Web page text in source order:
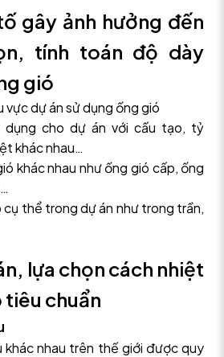
gây ảnh hưởng đến
tính toán độ dày
gió
vực dự án sử dụng ống gió
dụng cho dự án với cấu tạo, tỷ
khác nhau…
khác nhau như ống gió cấp, ống
cụ thể trong dự án như trong trần,
lựa chọn cách nhiệt
chuẩn
khác nhau trên thế giới được quy